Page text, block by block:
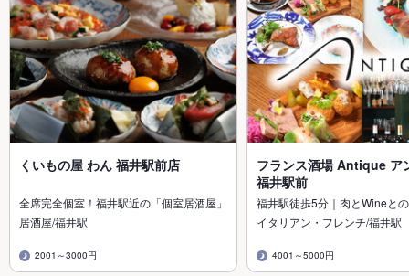
くいもの屋 わん 福井駅前店
全席完全個室！福井駅近の「個室居酒屋」
居酒屋/福井駅
2001～3000円
フランス酒場 Antique ア
福井駅前
福井駅徒歩5分｜肉とWineと
イタリアン・フレンチ/福井駅
4001～5000円